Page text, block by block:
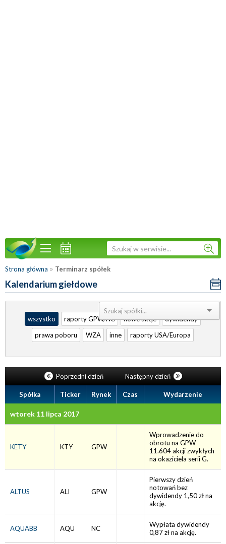
Strona główna » Terminarz spółek
Kalendarium giełdowe
Sortuj:
wszystko
raporty GPW/NC nowe akcje
dywidendy
prawa poboru
WZA inne raporty USA/Europa
Poprzedni dzień Następny dzień
Spółka Ticker Rynek Czas Wydarzenie
wtorek 11 lipca 2017
KETY KTY GPW
Wprowadzenie do
obrotu na GPW
11.604 akcji zwykłych
na okaziciela serii G.
ALTUS ALI GPW
Pierwszy dzień
notowań bez
dywidendy 1,50 zł na
akcję.
AQUABB AQU NC
Wypłata dywidendy
0,87 zł na akcję.